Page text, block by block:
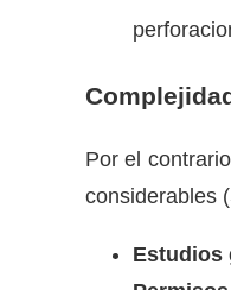
Por el
considerables
Estudios